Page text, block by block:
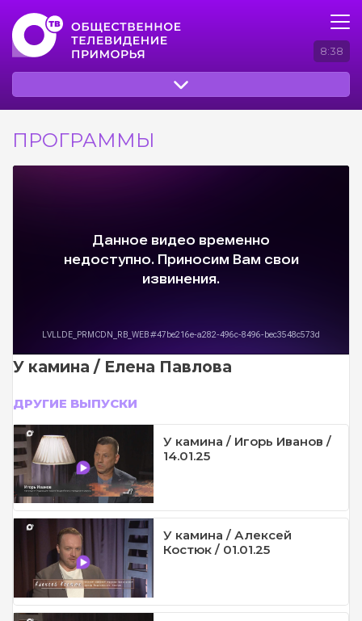
8:38
ПРОГРАММЫ
У камина / Елена Павлова
ДРУГИЕ ВЫПУСКИ
У камина / Игорь Иванов /
14.01.25
У камина / Алексей
Костюк / 01.01.25